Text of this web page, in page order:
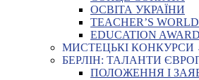
ОСВІТА УКРАЇНИ
TEACHER’S
EDUCATION
МИСТЕЦЬКІ КОНКУРСИ
БЕРЛІН: ТАЛАНТИ
ПОЛОЖЕННЯ І